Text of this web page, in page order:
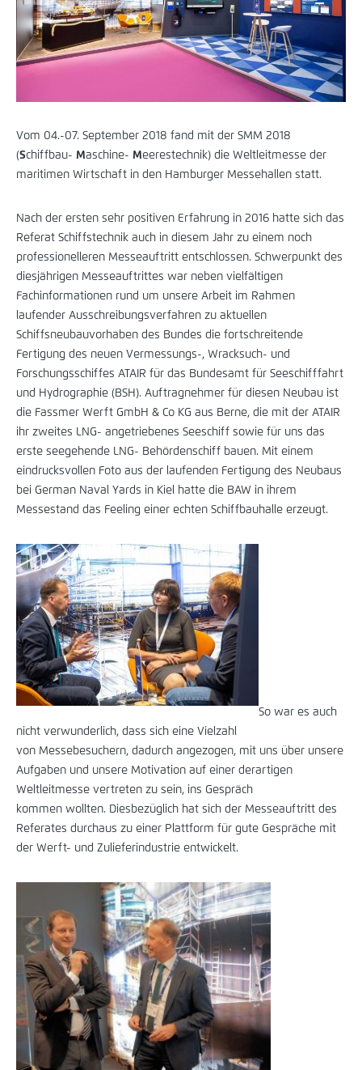
Vom 04.-07. September 2018 fand mit der SMM 2018
(Schiffbau- Maschine- Meerestechnik) die Weltleitmesse der
maritimen Wirtschaft in den Hamburger Messehallen statt.
Nach der ersten sehr positiven Erfahrung in 2016 hatte sich das
Referat Schiffstechnik auch in diesem Jahr zu einem noch
professionelleren Messeauftritt entschlossen. Schwerpunkt des
diesjährigen Messeauftrittes war neben vielfältigen
Fachinformationen rund um unsere Arbeit im Rahmen
laufender Ausschreibungsverfahren zu aktuellen
Schiffsneubauvorhaben des Bundes die fortschreitende
Fertigung des neuen Vermessungs-, Wracksuch- und
Forschungsschiffes ATAIR für das Bundesamt für Seeschifffahrt
und Hydrographie (BSH). Auftragnehmer für diesen Neubau ist
die Fassmer Werft GmbH & Co KG aus Berne, die mit der ATAIR
ihr zweites LNG- angetriebenes Seeschiff sowie für uns das
erste seegehende LNG- Behördenschiff bauen. Mit einem
eindrucksvollen Foto aus der laufenden Fertigung des Neubaus
bei German Naval Yards in Kiel hatte die BAW in ihrem
Messestand das Feeling einer echten Schiffbauhalle erzeugt.
So war es auch
nicht verwunderlich, dass sich eine Vielzahl
von Messebesuchern, dadurch angezogen, mit uns über unsere
Aufgaben und unsere Motivation auf einer derartigen
Weltleitmesse vertreten zu sein, ins Gespräch
kommen wollten. Diesbezüglich hat sich der Messeauftritt des
Referates durchaus zu einer Plattform für gute Gespräche mit
der Werft- und Zulieferindustrie entwickelt.